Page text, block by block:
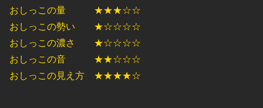
おしっこの量 ★★★☆☆
おしっこの勢い ★☆☆☆☆
おしっこの濃さ ★☆☆☆☆
おしっこの音 ★★☆☆☆
おしっこの見え方 ★★★★☆